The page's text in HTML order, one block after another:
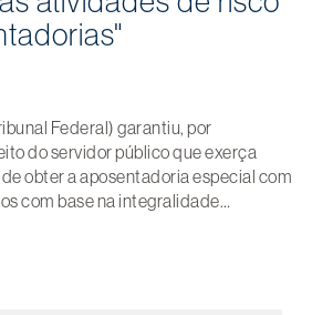
Federal) garantiu, por
do servidor público que exerça
obter a aposentadoria especial com
com base na integralidade…